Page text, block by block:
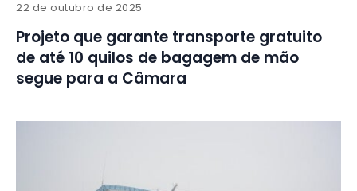
22 de outubro de 2025
Projeto que garante transporte gratuito
de até 10 quilos de bagagem de mão
segue para a Câmara